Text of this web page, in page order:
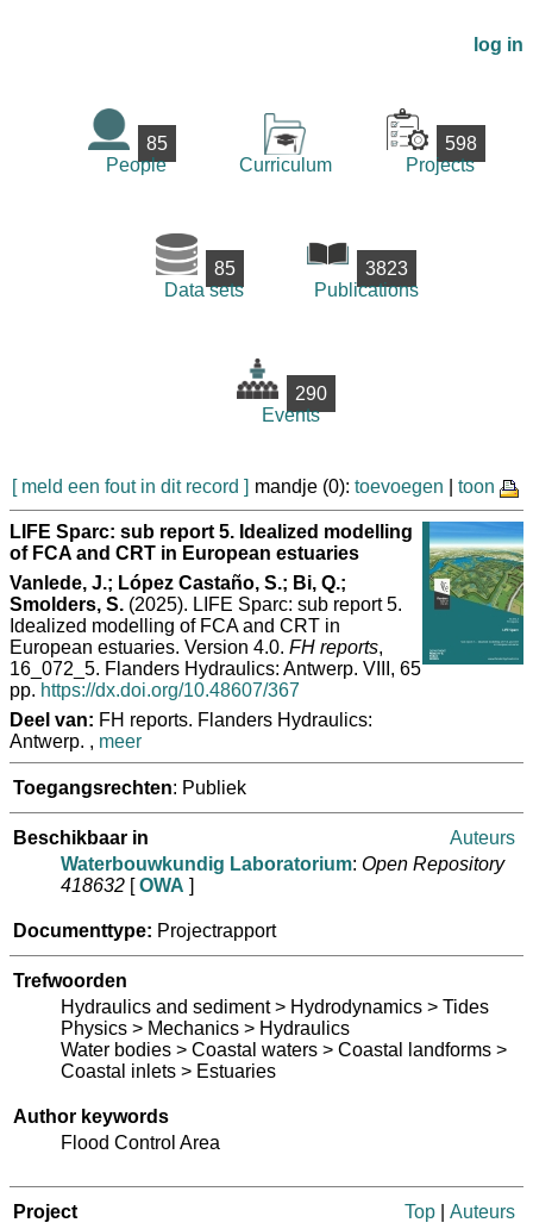
log in
85
People
Curriculum
598
Projects
85
Data sets
3823
Publications
290
Events
[ meld een fout in dit record ] mandje (0): toevoegen toon
LIFE Sparc: sub report 5. Idealized modelling
of FCA and CRT in European estuaries
Vanlede, J.; López Castaño, S.; Bi, Q.;
Smolders, S. (2025). LIFE Sparc: sub report 5.
Idealized modelling of FCA and CRT in
European estuaries. Version 4.0. FH reports,
16_072_5. Flanders Hydraulics: Antwerp. VIII, 65
pp. https://dx.doi.org/10.48607/367
Deel van: FH reports. Flanders Hydraulics:
Antwerp. , meer
Toegangsrechten: Publiek
Beschikbaar in
Auteurs
Waterbouwkundig Laboratorium: Open Repository
418632 [OWA ]
Documenttype: Projectrapport
Trefwoorden
Hydraulics and sediment > Hydrodynamics > Tides
Physics > Mechanics > Hydraulics
Water bodies > Coastal waters > Coastal landforms >
Coastal inlets > Estuaries
Author keywords
Flood Control Area
Project Top Auteurs